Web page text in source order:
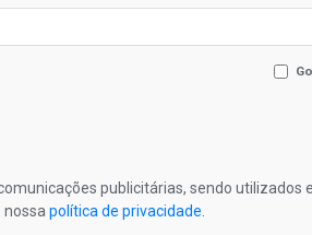
publicitárias, sendo utilizados
nossa política de privacidade